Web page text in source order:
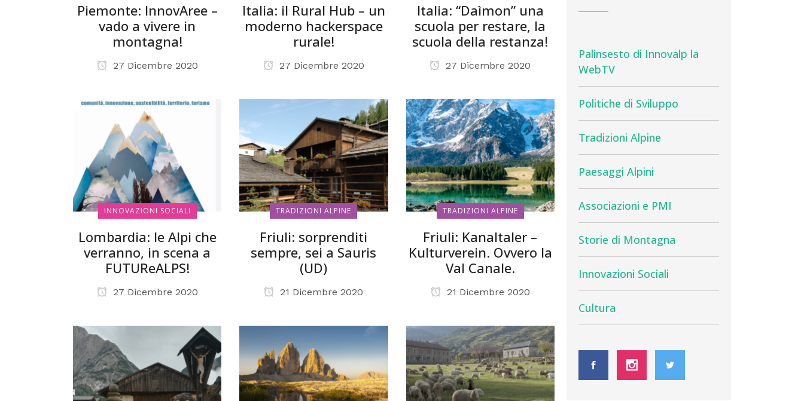
Piemonte: InnovAree –
vado a vivere in
montagna!
27 Dicembre 2020
Italia: il Rural Hub – un
moderno hackerspace
rurale!
27 Dicembre 2020
Italia: “Daìmon” una
scuola per restare, la
scuola della restanza!
27 Dicembre 2020
INNOVAZIONI SOCIALI
Lombardia: le Alpi che
verranno, in scena a
FUTUReALPS!
27 Dicembre 2020
TRADIZIONI ALPINE
Friuli: sorprenditi
sempre, sei a Sauris
(UD)
21 Dicembre 2020
TRADIZIONI ALPINE
Friuli: Kanaltaler –
Kulturverein. Ovvero la
Val Canale.
21 Dicembre 2020
Palinsesto di Innovalp la
WebTV
Politiche di Sviluppo
Tradizioni Alpine
Paesaggi Alpini
Associazioni e PMI
Storie di Montagna
Innovazioni Sociali
Cultura